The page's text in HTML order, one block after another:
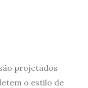
projetados
o estilo de